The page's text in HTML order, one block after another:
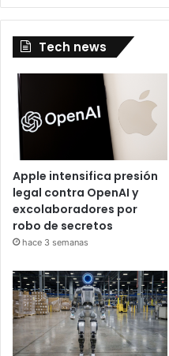
Tech news
Apple intensifica presión
legal contra OpenAI y
excolaboradores por
robo de secretos
hace 3 semanas